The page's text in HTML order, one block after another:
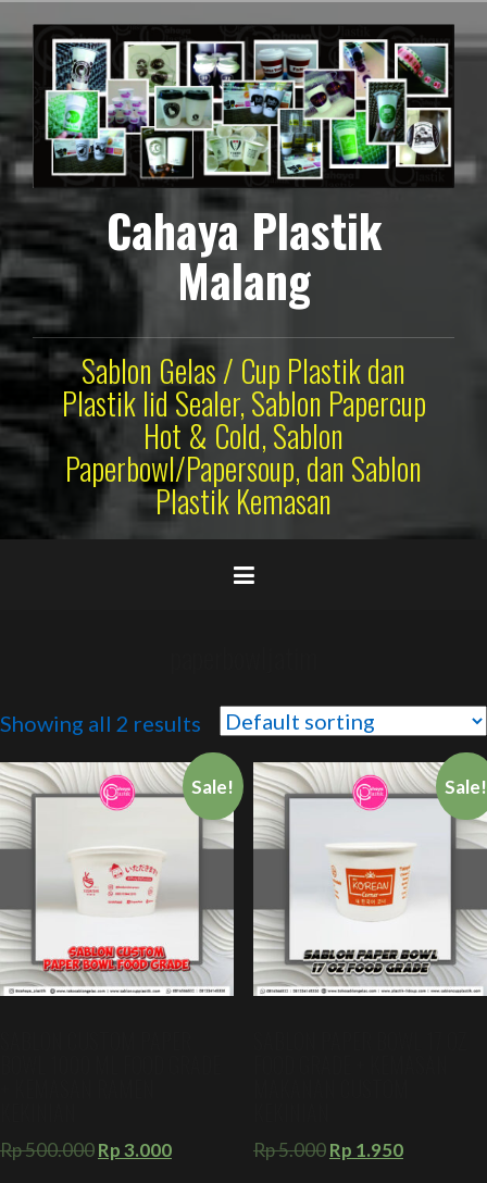
ke
konten
Cahaya Plastik
Malang
Sablon Gelas / Cup Plastik dan
Plastik lid Sealer, Sablon Papercup
Hot & Cold, Sablon
Paperbowl/Papersoup, dan Sablon
Plastik Kemasan
Showing all 2 results
Sale!
Rp500.000Rp3.000
Sale!
Rp5.000Rp 1.950